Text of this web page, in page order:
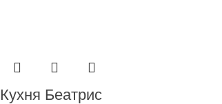
Кухня Беатрис